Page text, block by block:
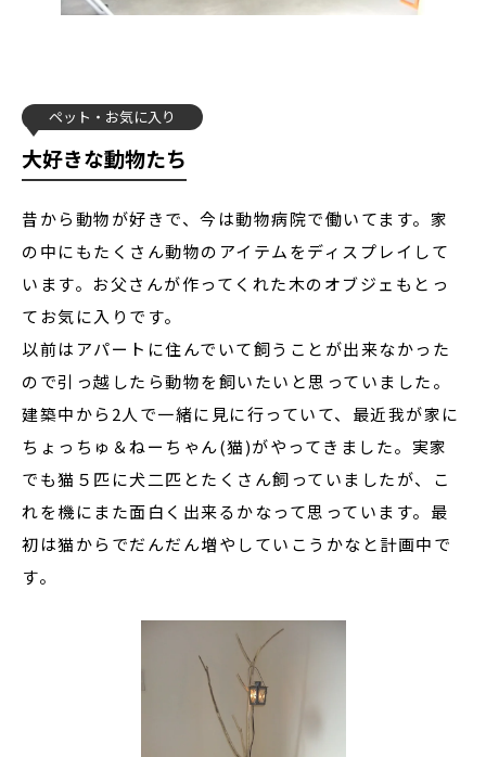
ペット お気に入り
大好きな動物たち
昔から動物が好きで、今は動物病院で働いてます。家
の中にもたくさん動物のアイテムをディスプレイして
います。お父さんが作ってくれた木のオブジェもとっ
てお気に入りです。
以前はアパートに住んでいて飼うことが出来なかった
ので引っ越したら動物を飼いたいと思っていました。
建築中から2人で一緒に見に行っていて、最近我が家に
ちょっちゅ＆ねーちゃん(猫)がやってきました。実家
でも猫５匹に犬二匹とたくさん飼っていましたが、こ
れを機にまた面白く出来るかなって思っています。最
初は猫からでだんだん増やしていこうかなと計画中で
す。